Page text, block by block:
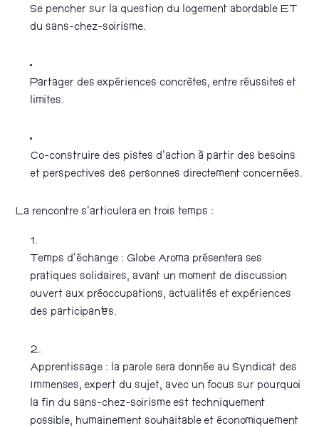
Se pencher sur la question du logement abordable ET
du sans-chez-soirisme.
Partager des expériences concrètes, entre réussites et
limites.
Co-construire des pistes d’action à partir des besoins
et perspectives des personnes directement concernées.
La rencontre s’articulera en trois temps :
Temps d’échange : Globe Aroma présentera ses
pratiques solidaires, avant un moment de discussion
ouvert aux préoccupations, actualités et expériences
des participant·es.
Apprentissage : la parole sera donnée au Syndicat des
Immenses, expert du sujet, avec un focus sur pourquoi
la fin du sans-chez-soirisme est techniquement
possible, humainement souhaitable et économiquement